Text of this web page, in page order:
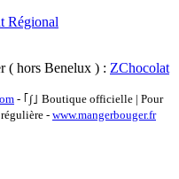
( hors Benelux ) : ZChocolat
- ｢∫｣ Boutique officielle | Pour
- www.mangerbouger.fr